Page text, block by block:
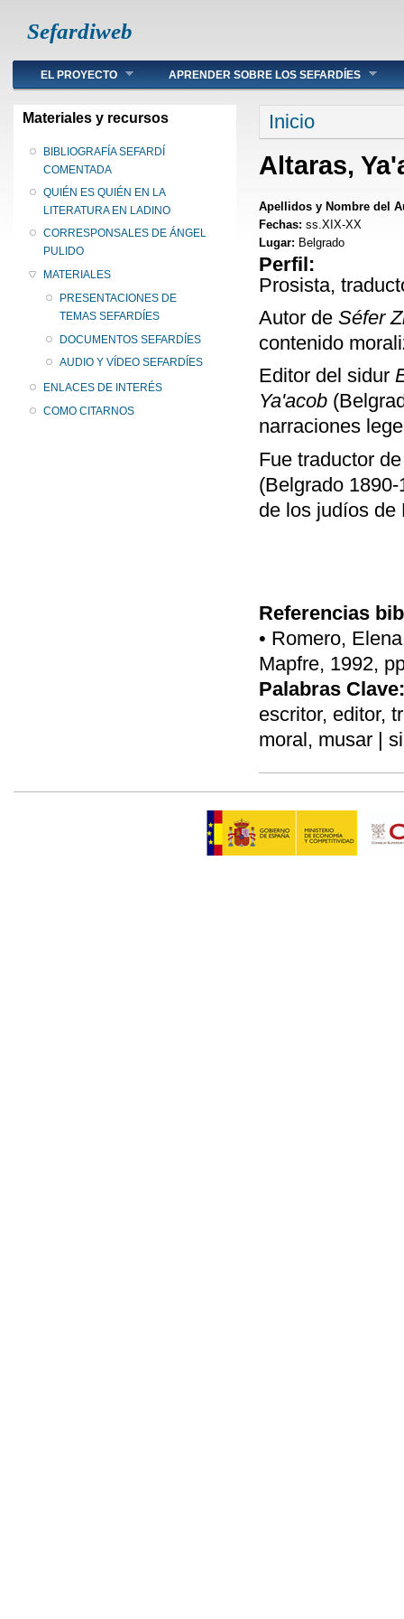
Sefardiweb
Main menu
EL PROYECTO APRENDER SOBRE LOS SEFARDÍES
Materiales y recursos
BIBLIOGRAFÍA SEFARDÍ
COMENTADA
QUIÉN ES QUIÉN EN LA
LITERATURA EN LADINO
CORRESPONSALES DE ÁNGEL
PULIDO
MATERIALES
PRESENTACIONES DE
TEMAS SEFARDÍES
DOCUMENTOS SEFARDÍES
AUDIO Y VÍDEO SEFARDÍES
ENLACES DE INTERÉS
COMO CITARNOS
Se encuentra
Inicio
Altaras,
Apellidos y Nombre del
Fechas: ss.XIX-XX
Lugar: Belgrado
Perfil:
Prosista,
Autor de Séfer
contenido
Editor del sidur
Ya'acob
narraciones
Fue traductor
(Belgrado
de los judíos de
Referencias
• Romero,
Mapfre, 1992,
Palabras Clave:
escritor, editor,
moral, musar |